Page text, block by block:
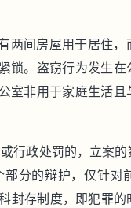
两间房屋用于居住
锁。盗窃行为发生
室非用于家庭生活
政处罚的，立案的
分的辩护，仅针对
封存制度，即犯罪的